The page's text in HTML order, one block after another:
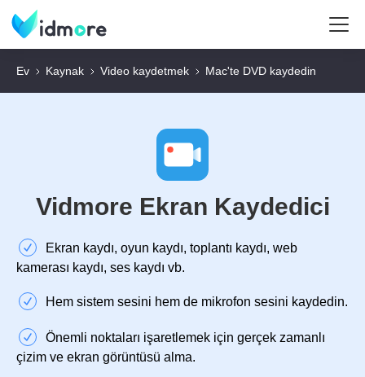
Ev Kaynak Video kaydetmek Mac'te DVD kaydedin
Vidmore Ekran Kaydedici
Ekran kaydı, oyun kaydı, toplantı kaydı, web
kamerası kaydı, ses kaydı vb.
Hem sistem sesini hem de mikrofon sesini kaydedin.
Önemli noktaları işaretlemek için gerçek zamanlı
çizim ve ekran görüntüsü alma.